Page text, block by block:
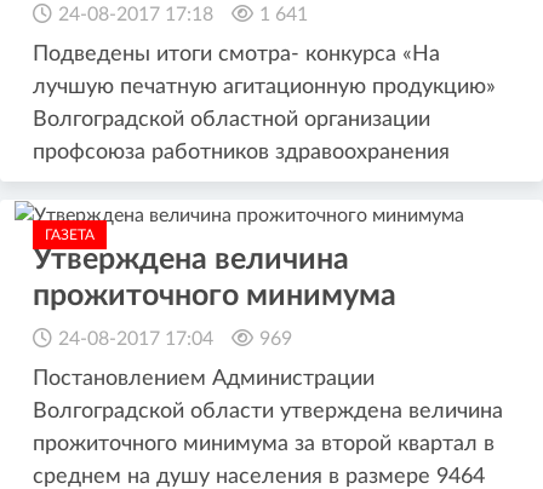
24-08-2017 17:18 1 641
Подведены итоги смотра- конкурса «На
лучшую печатную агитационную продукцию»
Волгоградской областной организации
профсоюза работников здравоохранения
ГАЗЕТА
Утверждена величина
прожиточного минимума
24-08-2017 17:04 969
Постановлением Администрации
Волгоградской области утверждена величина
прожиточного минимума за второй квартал в
среднем на душу населения в размере 9464